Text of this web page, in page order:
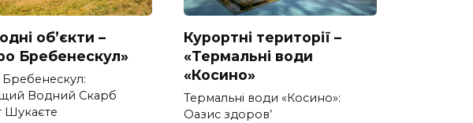
об’єкти –
Бребенескул»
Водний Скарб
Шукаєте
Курортні території –
«Термальні води
«Косино»
Термальні води «Косино»:
Оазис здоров’